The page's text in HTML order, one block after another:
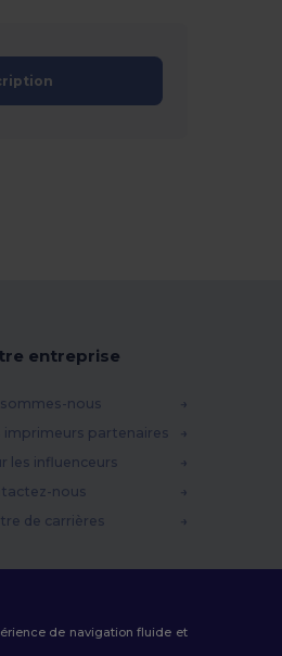
entreprise
nous
imprimeurs partenaires
les influenceurs
nous
de carrières
de navigation fluide et